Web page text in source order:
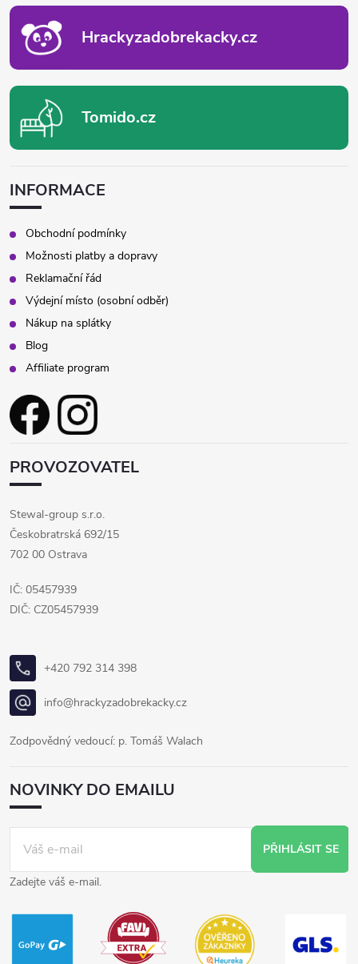
Hrackyzadobrekacky.cz
Tomido.cz
INFORMACE
Obchodní podmínky
Možnosti platby a dopravy
Reklamační řád
Výdejní místo (osobní odběr)
Nákup na splátky
Blog
Affiliate program
PROVOZOVATEL
Stewal-group s.r.o.
Českobratrská 692/15
702 00 Ostrava
IČ: 05457939
DIČ: CZ05457939
+420 792 314 398
info@hrackyzadobrekacky.cz
Zodpovědný vedoucí: p. Tomáš Walach
NOVINKY DO EMAILU
PŘIHLÁSIT SE
Zadejte váš e-mail.